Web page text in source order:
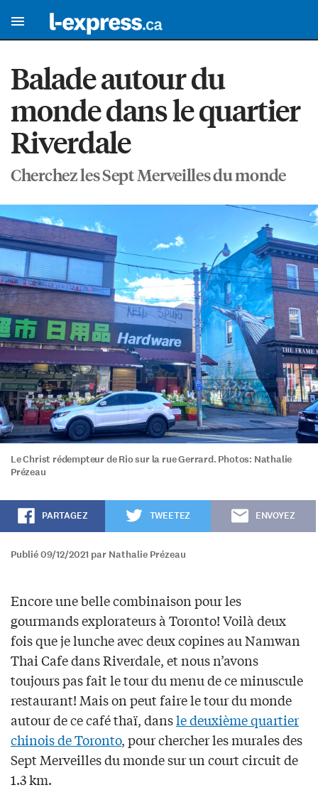
Balade autour du
monde dans le quartier
Riverdale
Cherchez les Sept Merveilles du monde
Le Christ rédempteur de Rio sur la rue Gerrard. Photos: Nathalie
Prézeau
PARTAGEZ TWEETEZ ENVOYEZ
Publié 09/12/2021 par Nathalie Prézeau
Encore une belle combinaison pour les
gourmands explorateurs à Toronto! Voilà deux
fois que je lunche avec deux copines au Namwan
Thai Cafe dans Riverdale, et nous n’avons
toujours pas fait le tour du menu de ce minuscule
restaurant! Mais on peut faire le tour du monde
autour de ce café thaï, dansle deuxième quartier
chinois de Toronto, pour chercher les murales des
Sept Merveilles du monde sur un court circuit de
1.3 km.